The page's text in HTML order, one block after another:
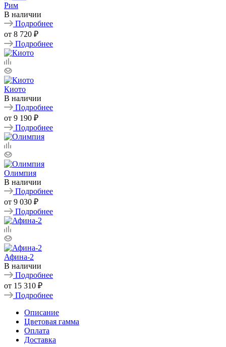
Рим
В наличии
Подробнее
от 8 720 ₽
Подробнее
Киото
В наличии
Подробнее
от 9 190 ₽
Подробнее
Олимпия
В наличии
Подробнее
от 9 030 ₽
Подробнее
Афина-2
В наличии
Подробнее
от 15 310 ₽
Подробнее
Описание
Цветовая гамма
Оплата
Доставка